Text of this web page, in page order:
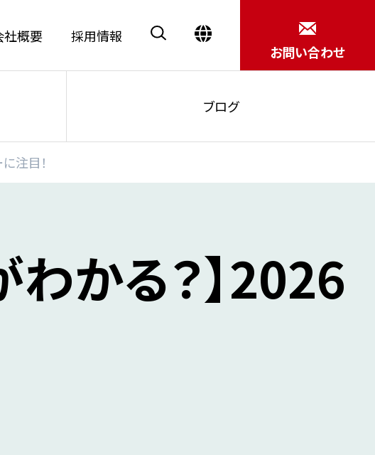
社概要
採用情報
お問い合わせ
ブログ
注目！
わかる？】2026